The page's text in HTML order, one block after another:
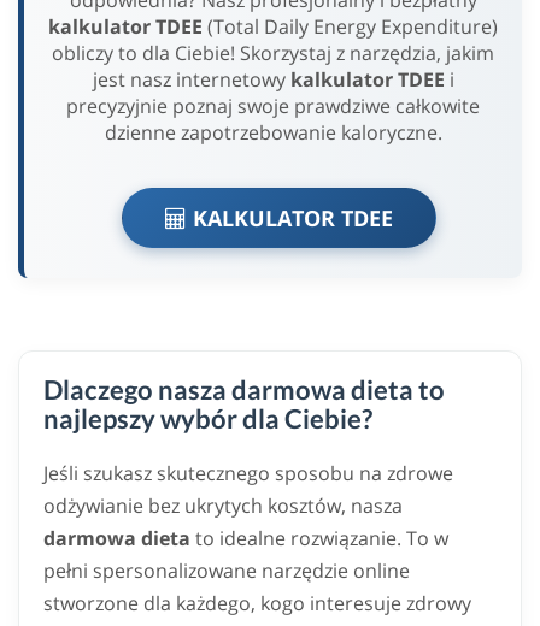
kalkulator TDEE (Total Daily Energy Expenditure)
obliczy to dla Ciebie! Skorzystaj z narzędzia, jakim
jest nasz internetowy kalkulator TDEE i
precyzyjnie poznaj swoje prawdziwe całkowite
dzienne zapotrzebowanie kaloryczne.
KALKULATOR TDEE
Dlaczego nasza darmowa dieta to
najlepszy wybór dla Ciebie?
Jeśli szukasz skutecznego sposobu na zdrowe
odżywianie bez ukrytych kosztów, nasza
darmowa dieta to idealne rozwiązanie. To w
pełni spersonalizowane narzędzie online
stworzone dla każdego, kogo interesuje zdrowy